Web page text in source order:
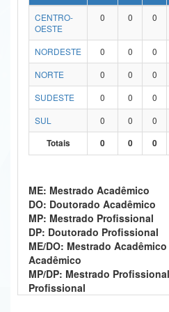
Ministério da Ciência, Tecnologia, Inovações
Ministério do Turismo
Ministério do Desenvolvimento Regional
Ministério da Mulher, da Família e dos
Banco Central do Brasil
CENTRO-
OESTE
0 0 0
NORDESTE 0 0 0
NORTE
0 0 0
SUDESTE
0 0 0
SUL
0 0 0
Totais
0 0 0
ME: Mestrado Acadêmico
DO: Doutorado Acadêmico
MP: Mestrado Profissional
DP: Doutorado Profissional
ME/DO: Mestrado
Acadêmico
MP/DP: Mestrado
Profissional